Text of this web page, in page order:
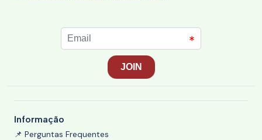
Informação
📌 Perguntas Frequentes